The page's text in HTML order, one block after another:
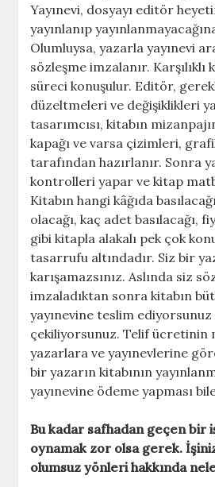
Yayınevi, dosyayı editör
yayınlanıp
Olumluysa, yazarla yayınevi
sözleşme imzalanır. Karşılıklı
süreci konuşulur. Editör,
düzeltmeleri ve değişiklikleri
tasarımcısı, kitabın
kapağı ve varsa çizimleri,
tarafından hazırlanır. Sonra
kontrolleri yapar ve kitap
Kitabın hangi kâğıda
olacağı, kaç adet basılacağı,
gibi kitapla alakalı pek çok
tasarrufu altındadır. Siz bir
karışamazsınız. Aslında siz
imzaladıktan sonra kitabın
yayınevine teslim ediyorsunuz
çekiliyorsunuz. Telif ücretinin
yazarlara ve yayınevlerine
bir yazarın kitabının
yayınevine ödeme yapması
Bu kadar safhadan geçen bir
oynamak zor olsa gerek.
olumsuz yönleri hakkında